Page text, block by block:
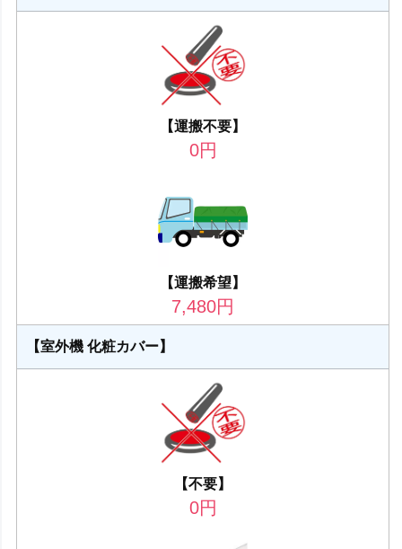
【運搬不要】
0円
【運搬希望】
7,480円
【室外機 化粧カバー】
【不要】
0円